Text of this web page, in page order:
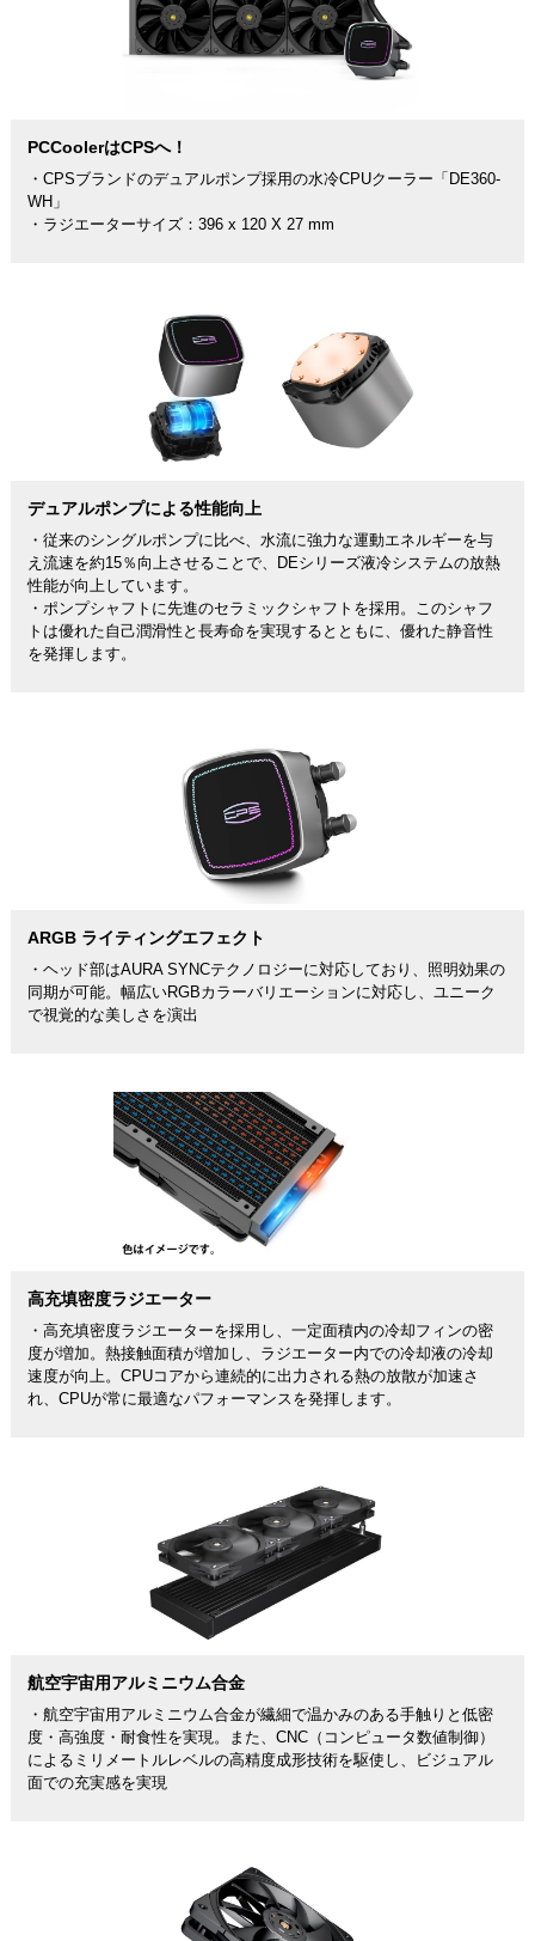
PCCoolerはCPSへ！
・CPSブランドのデュアルポンプ採用の水冷CPUクーラー「DE360-
WH」
・ラジエーターサイズ：396 x 120 X 27 mm
デュアルポンプによる性能向上
・従来のシングルポンプに比べ、水流に強力な運動エネルギーを与
え流速を約15％向上させることで、DEシリーズ液冷システムの放熱
性能が向上しています。
・ポンプシャフトに先進のセラミックシャフトを採用。このシャフ
トは優れた自己潤滑性と長寿命を実現するとともに、優れた静音性
を発揮します。
ARGB ライティングエフェクト
・ヘッド部はAURA SYNCテクノロジーに対応しており、照明効果の
同期が可能。幅広いRGBカラーバリエーションに対応し、ユニーク
で視覚的な美しさを演出
高充填密度ラジエーター
・高充填密度ラジエーターを採用し、一定面積内の冷却フィンの密
度が増加。熱接触面積が増加し、ラジエーター内での冷却液の冷却
速度が向上。CPUコアから連続的に出力される熱の放散が加速さ
れ、CPUが常に最適なパフォーマンスを発揮します。
航空宇宙用アルミニウム合金
・航空宇宙用アルミニウム合金が繊細で温かみのある手触りと低密
度・高強度・耐食性を実現。また、CNC（コンピュータ数値制御）
によるミリメートルレベルの高精度成形技術を駆使し、ビジュアル
面での充実感を実現